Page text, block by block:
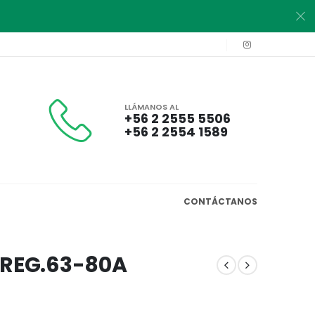
LLÁMANOS AL
+56 2 2555 5506
+56 2 2554 1589
CONTÁCTANOS
REG.63-80A